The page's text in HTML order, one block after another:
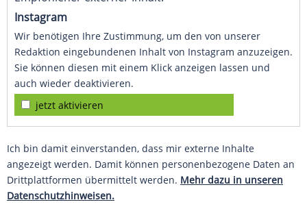
Instagram
Wir benötigen Ihre Zustimmung, um den von unserer
Redaktion eingebundenen Inhalt von Instagram anzuzeigen.
Sie können diesen mit einem Klick anzeigen lassen und
auch wieder deaktivieren.
jetzt aktivieren
Ich bin damit einverstanden, dass mir externe Inhalte
angezeigt werden. Damit können personenbezogene Daten an
Drittplattformen übermittelt werden. Mehr dazu in unseren
Datenschutzhinweisen.